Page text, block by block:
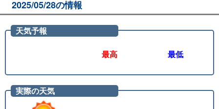
2025/05/28の情報
天気予報
最高 最低
実際の天気